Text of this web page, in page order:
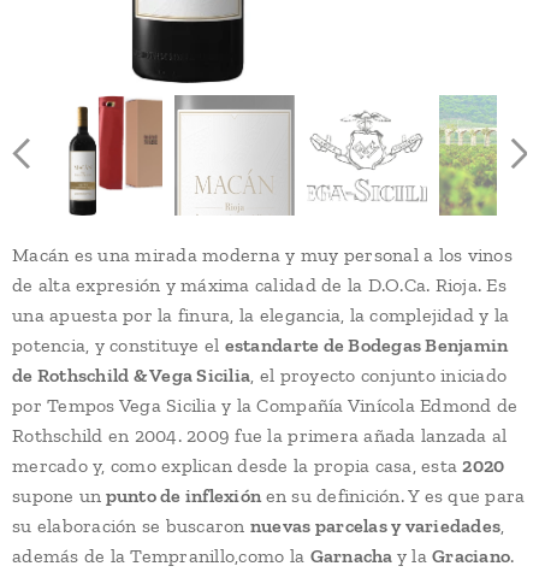
Macán es una mirada moderna y muy personal a los vinos
de alta expresión y máxima calidad de la D.O.Ca. Rioja. Es
una apuesta por la finura, la elegancia, la complejidad y la
potencia, y constituye el estandarte de Bodegas Benjamin
de Rothschild & Vega Sicilia , el proyecto conjunto iniciado
por Tempos Vega Sicilia y la Compañía Vinícola Edmond de
Rothschild en 2004. 2009 fue la primera añada lanzada al
mercado y, como explican desde la propia casa, esta2020
supone un punto de inflexión en su definición. Y es que para
su elaboración se buscaron nuevas parcelas y variedades
además de la Tempranillo,como la Garnacha y laGraciano.